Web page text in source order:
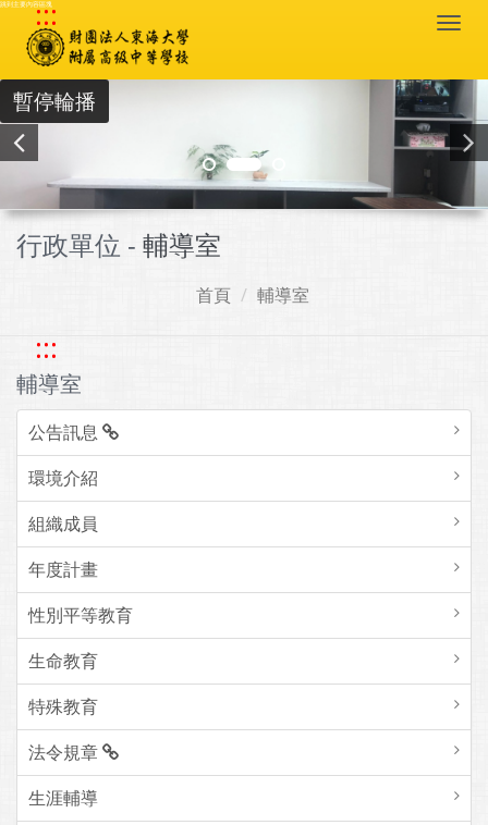
跳到主要內容區塊
:::
暫停輪播
行政單位 - 輔導室
首頁 輔導室
:::
輔導室
公告訊息
環境介紹
組織成員
年度計畫
性別平等教育
生命教育
特殊教育
法令規章
生涯輔導